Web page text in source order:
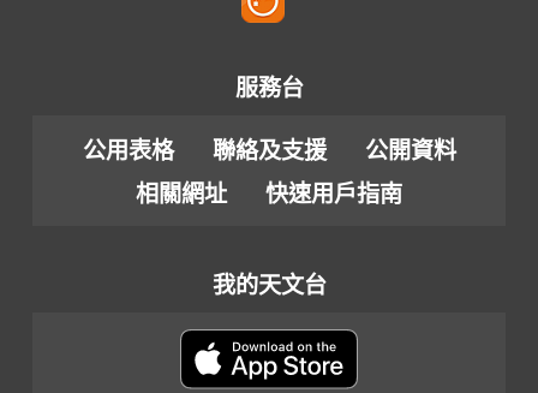
服務台
公用表格 聯絡及支援
公開資料
相關網址
快速用戶指南
我的天文台